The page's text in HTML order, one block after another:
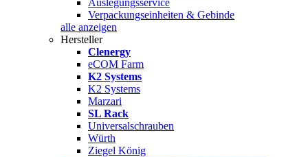
Verpackungseinheiten & Gebinde
alle anzeigen
Hersteller
Clenergy
eCOM Farm
K2 Systems
K2 Systems
Marzari
SL Rack
Universalschrauben
Würth
Ziegel König